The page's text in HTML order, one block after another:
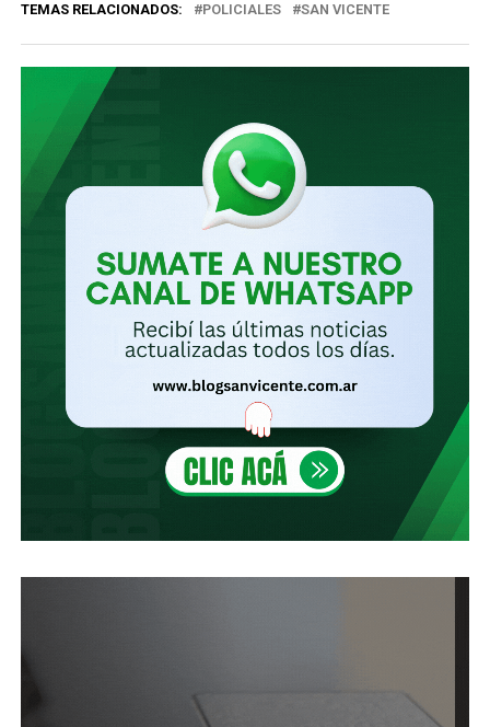
electrónico…
TEMAS RELACIONADOS: POLICIALES SAN VICENTE